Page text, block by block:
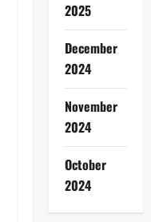
2025
December
2024
November
2024
October
2024